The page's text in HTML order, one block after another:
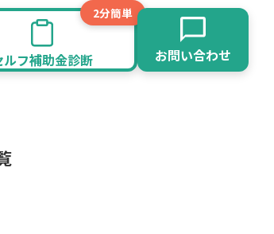
2分簡単
ルフ補助金診断 お問い合わせ